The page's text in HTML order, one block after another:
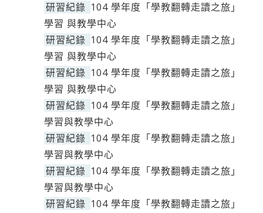
研習紀錄 104 學年度「學教翻轉走讀之旅」
學習 與教學中心
研習紀錄 104 學年度「學教翻轉走讀之旅」
學習 與教學中心
研習紀錄 104 學年度「學教翻轉走讀之旅」
學習 與教學中心
研習紀錄 104 學年度「學教翻轉走讀之旅」
學習與教學中心
研習紀錄 104 學年度「學教翻轉走讀之旅」
學習與教學中心
研習紀錄 104 學年度「學教翻轉走讀之旅」
學習與教學中心
研習紀錄 104 學年度「學教翻轉走讀之旅」